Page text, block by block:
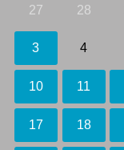
27 28
3 4
10 11
17 18